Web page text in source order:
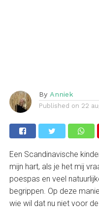
By Anniek
Published on 22
Een Scandinavische
mijn hart, als je het mij
poespas en veel
begrippen. Op deze
wie wil dat nu niet voor